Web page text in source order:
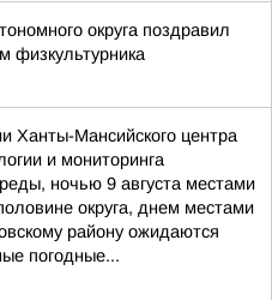
округа поздравил
физкультурника
Ханты-Мансийского центра
и мониторинга
ночью 9 августа местами
округа, днем местами
району ожидаются
погодные...